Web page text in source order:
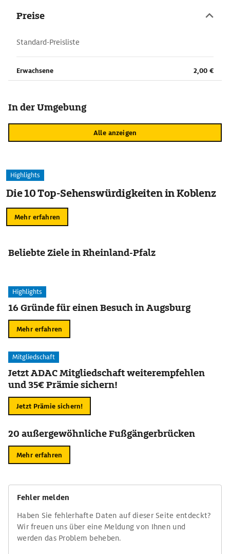
Preise
Standard-Preisliste
Erwachsene 2,00 €
In der Umgebung
Alle anzeigen
Highlights
Die 10 Top-Sehenswürdigkeiten in Koblenz
Mehr erfahren
Beliebte Ziele in Rheinland-Pfalz
Highlights
16 Gründe für einen Besuch in Augsburg
Mehr erfahren
Mitgliedschaft
Jetzt ADAC Mitgliedschaft weiterempfehlen
und 35€ Prämie sichern!
Jetzt Prämie sichern!
20 außergewöhnliche Fußgängerbrücken
Mehr erfahren
Fehler melden
Haben Sie fehlerhafte Daten auf dieser Seite entdeckt?
Wir freuen uns über eine Meldung von Ihnen und
werden das Problem beheben.